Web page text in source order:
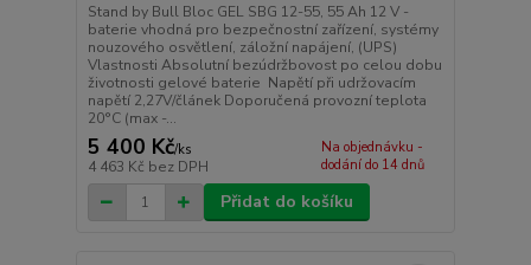
Stand by Bull Bloc GEL SBG 12-55, 55 Ah 12 V -
baterie vhodná pro bezpečnostní zařízení, systémy
nouzového osvětlení, záložní napájení, (UPS)
Vlastnosti Absolutní bezúdržbovost po celou dobu
životnosti gelové baterie Napětí při udržovacím
napětí 2,27V/článek Doporučená provozní teplota
20°C (max -...
5 400 Kč/ks
4 463 Kč bez DPH
Na objednávku -
dodání do 14 dnů
Přidat do košíku